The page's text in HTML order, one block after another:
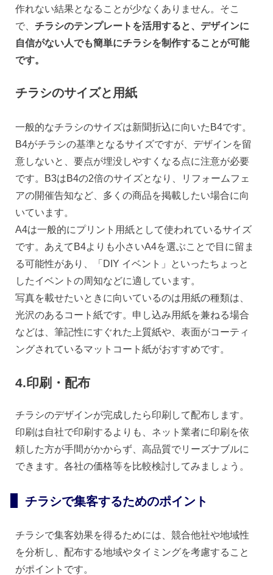
作れない結果となることが少なくありません。そこ
で、チラシのテンプレートを活用すると、デザインに
自信がない人でも簡単にチラシを制作することが可能
です。
チラシのサイズと用紙
一般的なチラシのサイズは新聞折込に向いたB4です。
B4がチラシの基準となるサイズですが、デザインを留
意しないと、要点が埋没しやすくなる点に注意が必要
です。B3はB4の2倍のサイズとなり、リフォームフェ
アの開催告知など、多くの商品を掲載したい場合に向
いています。
A4は一般的にプリント用紙として使われているサイズ
です。あえてB4よりも小さいA4を選ぶことで目に留ま
る可能性があり、「DIY イベント」といったちょっと
したイベントの周知などに適しています。
写真を載せたいときに向いているのは用紙の種類は、
光沢のあるコート紙です。申し込み用紙を兼ねる場合
などは、筆記性にすぐれた上質紙や、表面がコーティ
ングされているマットコート紙がおすすめです。
4.印刷・配布
チラシのデザインが完成したら印刷して配布します。
印刷は自社で印刷するよりも、ネット業者に印刷を依
頼した方が手間がかからず、高品質でリーズナブルに
できます。各社の価格等を比較検討してみましょう。
チラシで集客するためのポイント
チラシで集客効果を得るためには、競合他社や地域性
を分析し、配布する地域やタイミングを考慮すること
がポイントです。